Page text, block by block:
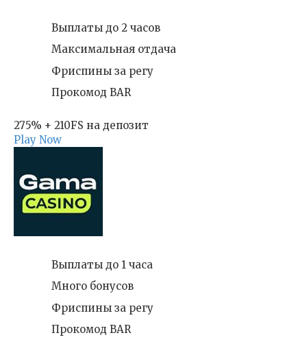
Выплаты до 2 часов
Максимальная отдача
Фриспины за регу
Прокомод BAR
275% + 210FS на депозит
Play Now
Выплаты до 1 часа
Много бонусов
Фриспины за регу
Прокомод BAR